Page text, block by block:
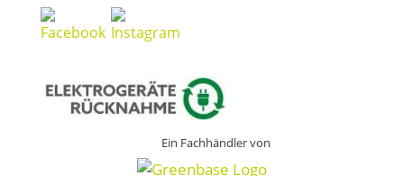
Ein Fachhändler von